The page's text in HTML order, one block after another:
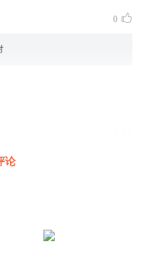
0
周3、周日的21：00
论